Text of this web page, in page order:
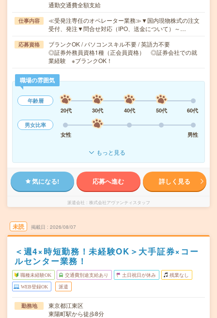
通勤交通費全額支給
仕事内容
≪受発注専任のオペレーター業務≫▼国内現物株式の注文
受付、発注▼問合せ対応（IPO、送金について）～…
応募資格
ブランクOK / パソコンスキル不要 / 英語力不要
◎証券外務員資格1種（正会員資格） ◎証券会社での就
業経験 ※ブランクOK！
職場の雰囲気
年齢層
20代
30代 40代 50代
60代
男女比率
女性
男性
もっと見る
気になる! 応募へ進む 詳しく見る
派遣会社 株式会社アヴァンティスタッフ
未読 掲載日 2026/08/07
＜週4×時短勤務！未経験OK＞大手証券×コー
ルセンター業務！
職種未経験OK 交通費別途支給あり 土日祝日が休み 残業なし
WEB登録OK 派遣
勤務地
東京都江東区
東陽町駅から徒歩8分